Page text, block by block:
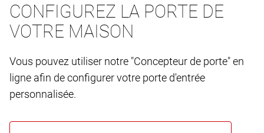
CONFIGUREZ LA PORTE DE
VOTRE MAISON
Vous pouvez utiliser notre "Concepteur de porte" en
ligne afin de configurer votre porte d'entrée
personnalisée.